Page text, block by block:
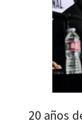
20 años